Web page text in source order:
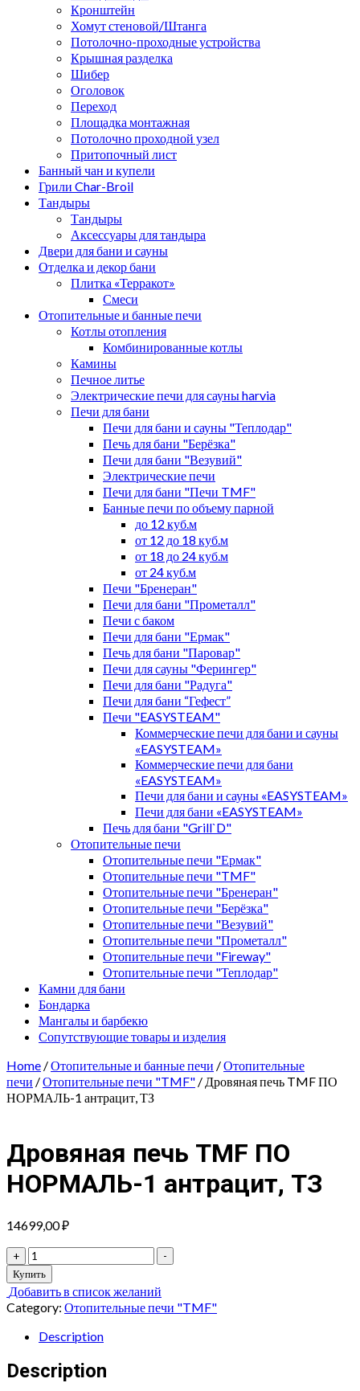
Кронштейн
Хомут стеновой/Штанга
Потолочно-проходные устройства
Крышная разделка
Шибер
Оголовок
Переход
Площадка монтажная
Потолочно проходной узел
Притопочный лист
Банный чан и купели
Грили Char-Broil
Тандыры
Тандыры
Аксессуары для тандыра
Двери для бани и сауны
Отделка и декор бани
Плитка «Терракот»
Смеси
Отопительные и банные печи
Котлы отопления
Комбинированные котлы
Камины
Печное литье
Электрические печи для сауны harvia
Печи для бани
Печи для бани и сауны "Теплодар"
Печь для бани "Берёзка"
Печи для бани "Везувий"
Электрические печи
Печи для бани "Печи TMF"
Банные печи по объему парной
до 12 куб.м
от 12 до 18 куб.м
от 18 до 24 куб.м
от 24 куб.м
Печи "Бренеран"
Печи для бани "Прометалл"
Печи с баком
Печи для бани "Ермак"
Печь для бани "Паровар"
Печи для сауны "Ферингер"
Печи для бани "Радуга"
Печи для бани “Гефест”
Печи "EASYSTEAM"
Коммерческие печи для бани и сауны
«EASYSTEAM»
Коммерческие печи для бани
«EASYSTEAM»
Печи для бани и сауны «EASYSTEAM»
Печи для бани «EASYSTEAM»
Печь для бани "Grill`D"
Отопительные печи
Отопительные печи "Ермак"
Отопительные печи "TMF"
Отопительные печи "Бренеран"
Отопительные печи "Берёзка"
Отопительные печи "Везувий"
Отопительные печи "Прометалл"
Отопительные печи "Fireway"
Отопительные печи "Теплодар"
Камни для бани
Бондарка
Мангалы и барбекю
Сопутствующие товары и изделия
Home /Отопительные и банные печи /Отопительные
печи /Отопительные печи "TMF" / Дровяная печь TMF ПО
НОРМАЛЬ-1 антрацит, ТЗ
Дровяная печь TMF ПО
НОРМАЛЬ-1 антрацит, ТЗ
14699,00₽
+
Дровяная
печь
TMF
ПО
НОРМАЛЬ-1
антрацит,
quantity
-
Купить
Добавить в список желаний
Category: Отопительные печи "TMF"
Description
Description